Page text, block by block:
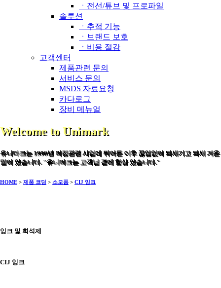
ㆍ전선/튜브 및 프로파일
솔루션
ㆍ추적 기능
ㆍ브랜드 보호
ㆍ비용 절감
고객센터
제품관련 문의
서비스 문의
MSDS 자료요청
카다로그
장비 메뉴얼
Welcome to Unimark
유니마크는 1990년 마킹관련 사업에 뛰어든 이후 끊임없이 되새기고 되새 겨온
말이 있습니다. "유니마크는 고객님 곁에 항상 있습니다."
HOME > 제품 코딩 > 소모품 > CIJ 잉크
잉크 및 희석제
CIJ 잉크